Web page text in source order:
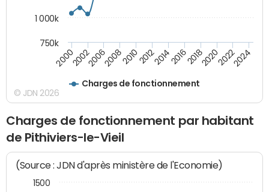
Charges de fonctionnement
200020022006200820102012201420162018202020222024
750k
1 000k
© JDN 2026
Charges de fonctionnement par habitant
de Pithiviers-le-Vieil
(Source : JDN d'après ministère de l'Economie)
1500